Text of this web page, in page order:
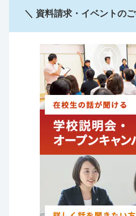
＼ 資料請求・イベントの